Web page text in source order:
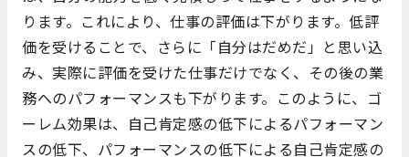
ります。これにより、仕事の評価は下がります。低評
価を受けることで、さらに「自分はだめだ」と思い込
み、実際に評価を受けた仕事だけでなく、その後の業
務へのパフォーマンスも下がります。このように、ゴ
ーレム効果は、自己肯定感の低下によるパフォーマン
スの低下、パフォーマンスの低下による自己肯定感の